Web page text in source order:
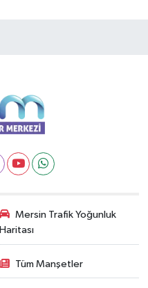
Mersin Trafik Yoğunluk
Haritası
Tüm Manşetler